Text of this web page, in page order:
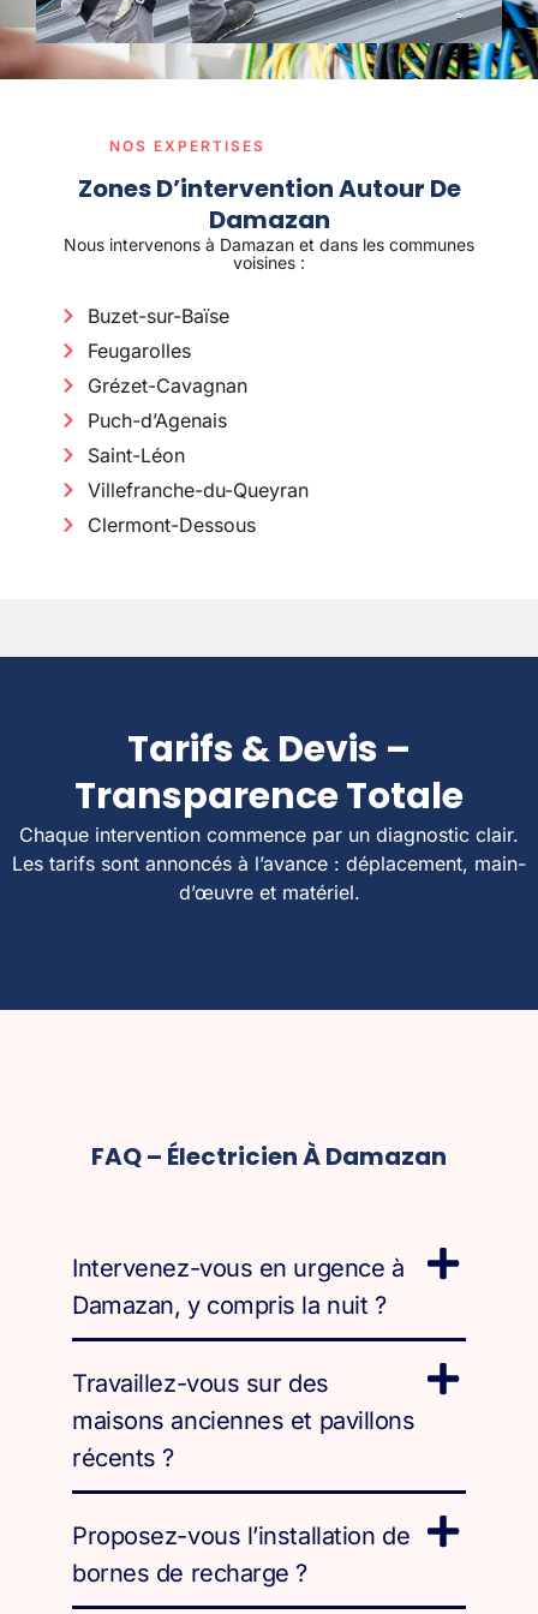
NOS EXPERTISES
Zones D’intervention Autour De
Damazan
Nous intervenons à Damazan et dans les communes
voisines :
Buzet-sur-Baïse
Feugarolles
Grézet-Cavagnan
Puch-d’Agenais
Saint-Léon
Villefranche-du-Queyran
Clermont-Dessous
Tarifs & Devis –
Transparence Totale
Chaque intervention commence par un diagnostic clair.
Les tarifs sont annoncés à l’avance : déplacement, main-
d’œuvre et matériel.
FAQ – Électricien À Damazan
Intervenez-vous en urgence à
Damazan, y compris la nuit ?
Travaillez-vous sur des
maisons anciennes et pavillons
récents ?
Proposez-vous l’installation de
bornes de recharge ?